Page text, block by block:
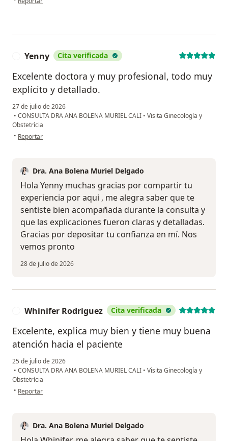
Yenny Cita verificada
Excelente doctora y muy profesional, todo muy
explícito y detallado.
27 de julio de 2026
• CONSULTA DRA ANA BOLENA MURIEL CALI • Visita Ginecología y
Obstetrícia
• en opinión del usuario Yenny
Reportar
Dra. Ana Bolena Muriel Delgado
Hola Yenny muchas gracias por compartir tu
experiencia por aqui , me alegra saber que te
sentiste bien acompañada durante la consulta y
que las explicaciones fueron claras y detalladas.
Gracias por depositar tu confianza en mí. Nos
vemos pronto
28 de julio de 2026
Whinifer Rodriguez Cita verificada
Excelente, explica muy bien y tiene muy buena
atención hacia el paciente
25 de julio de 2026
• CONSULTA DRA ANA BOLENA MURIEL CALI • Visita Ginecología y
Obstetrícia
• en opinión del usuario Whinifer Rodriguez
Reportar
Dra. Ana Bolena Muriel Delgado